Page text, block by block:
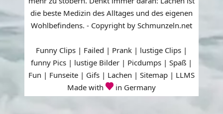
die beste Medizin des Alltages und des eigenen
Wohlbefindens. - Copyright by Schmunzeln.net
Funny Clips | Failed | Prank | lustige Clips |
funny Pics | lustige Bilder | Picdumps | Spaß |
Fun | Funseite | Gifs | Lachen | Sitemap | LLMS
Made with
in Germany